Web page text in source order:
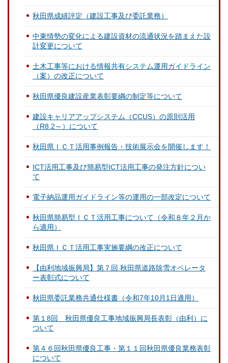
秋田県成績評定（建設工事及び委託業務）
中東情勢の変化による建設資材の流通状況を踏まえた設
計変更について
土木工事等における情報共有システム運用ガイドライン
（案）の改正について
秋田県優良建設産業表彰要綱の制定等について
建設キャリアアップシステム（CCUS）の原則活用
（R8.2～）について
秋田県ＩＣＴ活用事例報告・技術展示会を開催します！
ICT活用工事及び簡易型ICT活用工事の発注方針につい
て
電子納品運用ガイドライン等の運用の一部改定について
秋田県簡易型ＩＣＴ活用工事について（令和８年２月か
ら適用）
秋田県ＩＣＴ活用工事実施要綱の改正について
【由利地域振興局】第７回 秋田県道路除雪オペレータ
ー表彰式について
秋田県委託業務共通仕様書（令和7年10月1日適用）
第１8回 秋田県優良工事地域振興局長表彰（由利）に
ついて
第４６回秋田県優良工事・第１１回秋田県優良業務表彰
について